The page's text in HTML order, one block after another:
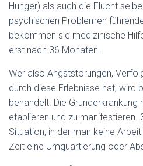
Hunger) als auch die Flucht
psychischen Problemen
bekommen sie medizinische
erst nach 36 Monaten.
Wer also Angststörungen,
durch diese Erlebnisse hat, wird
behandelt. Die
etablieren und zu manifestieren.
Situation, in der man keine
Zeit eine Umquartierung oder